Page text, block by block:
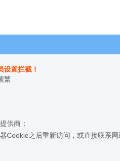
设置拦截！
繁
供商；
Cookie之后重新访问，或直接联系网